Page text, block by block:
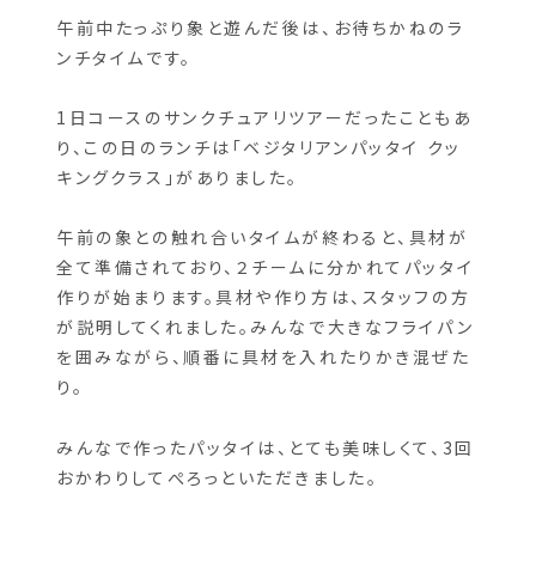
午前中たっぷり象と遊んだ後は、お待ちかねのラ
ンチタイムです。
り、この日のランチは「ベジタリアンパッタイ クッ
キングクラス」がありました。
午前の象との触れ合いタイムが終わると、具材が
全て準備されており、２チームに分かれてパッタイ
作りが始まります。具材や作り方は、スタッフの方
を囲みながら、順番に具材を入れたりかき混ぜた
り。